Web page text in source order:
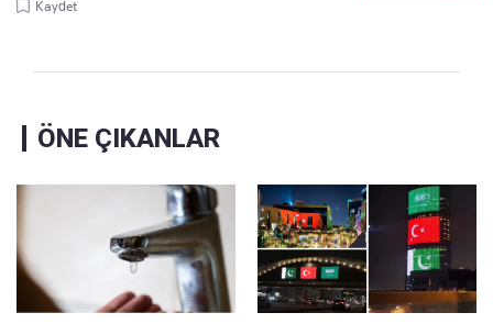
Kaydet
ÖNE ÇIKANLAR